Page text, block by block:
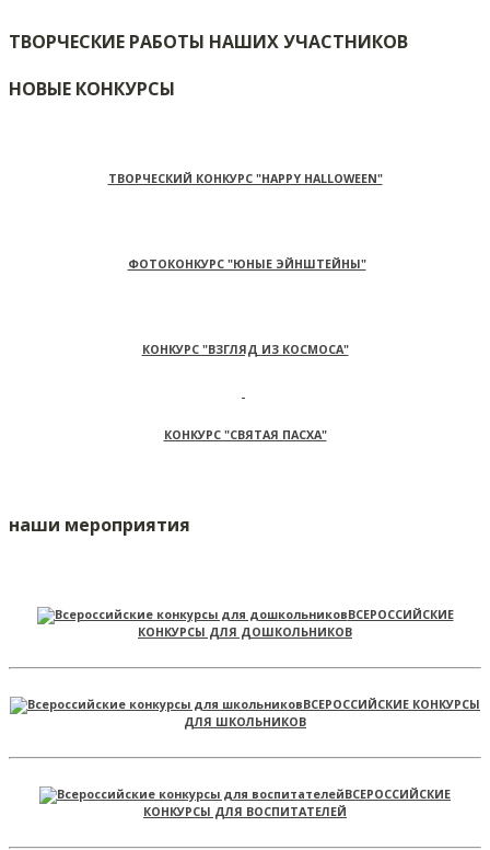
ТВОРЧЕСКИЕ РАБОТЫ НАШИХ УЧАСТНИКОВ
НОВЫЕ КОНКУРСЫ
ТВОРЧЕСКИЙ КОНКУРС "HAPPY HALLOWEEN"
ФОТОКОНКУРС "ЮНЫЕ ЭЙНШТЕЙНЫ"
КОНКУРС "ВЗГЛЯД ИЗ КОСМОСА"
КОНКУРС "СВЯТАЯ ПАСХА"
наши мероприятия
ВСЕРОССИЙСКИЕ
КОНКУРСЫ ДЛЯ ДОШКОЛЬНИКОВ
ВСЕРОССИЙСКИЕ КОНКУРСЫ
ДЛЯ ШКОЛЬНИКОВ
ВСЕРОССИЙСКИЕ
КОНКУРСЫ ДЛЯ ВОСПИТАТЕЛЕЙ